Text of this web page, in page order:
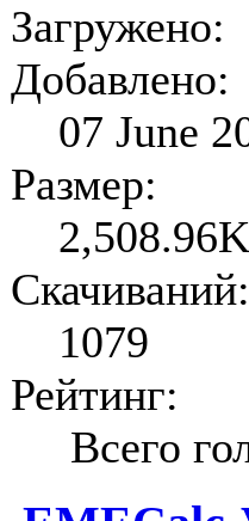
Загружено:
Добавлено:
07 June
Размер:
Скачиваний:
1079
Рейтинг:
Всего